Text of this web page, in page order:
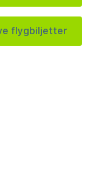
flygbiljetter